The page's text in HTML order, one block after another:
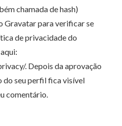
chamada de hash)
Gravatar para verificar se
de privacidade do
. Depois da aprovação
do seu perfil fica visível
comentário.